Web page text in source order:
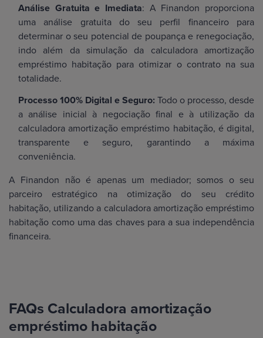
Análise Gratuita e Imediata: A Finandon proporciona
uma análise gratuita do seu perfil financeiro para
determinar o seu potencial de poupança e renegociação,
indo além da simulação da calculadora amortização
empréstimo habitação para otimizar o contrato na sua
totalidade.
Processo 100% Digital e Seguro: Todo o processo, desde
a análise inicial à negociação final e à utilização da
calculadora amortização empréstimo habitação, é digital,
transparente e seguro, garantindo a máxima
conveniência.
A Finandon não é apenas um mediador; somos o seu
parceiro estratégico na otimização do seu crédito
habitação, utilizando a calculadora amortização empréstimo
habitação como uma das chaves para a sua independência
financeira.
FAQs Calculadora amortização
empréstimo habitação